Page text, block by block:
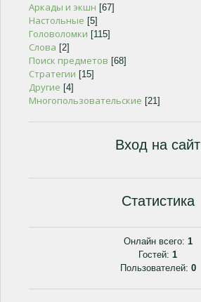
Аркады и экшн [67]
Настольные [5]
Головоломки [115]
Слова [2]
Поиск предметов [68]
Стратегии [15]
Другие [4]
Многопользовательские [21]
Вход на сайт
Статистика
Онлайн всего: 1
Гостей: 1
Пользователей: 0